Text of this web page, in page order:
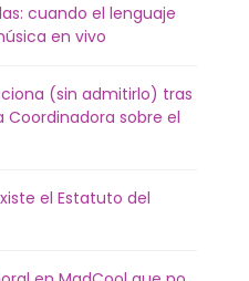
cuando el lenguaje
en vivo
(sin admitirlo) tras
Coordinadora sobre el
el Estatuto del